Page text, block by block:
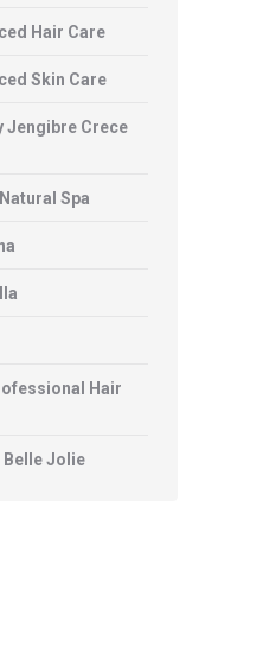
Hair Care
Skin Care
Jengibre Crece
Spa
Hair
Belle Jolie